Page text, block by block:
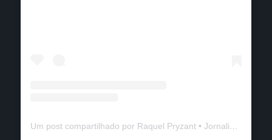
Um post compartilhado por Raquel Pryzant • Jornalismo de Viagem (@solanomundo)